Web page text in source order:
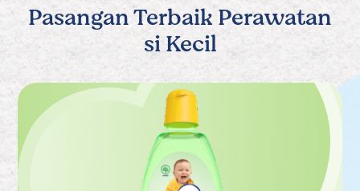
Pasangan Terbaik Perawatan
si Kecil